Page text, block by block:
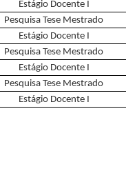
Estágio Docente I
Pesquisa Tese Mestrado
Estágio Docente I
Pesquisa Tese Mestrado
Estágio Docente I
Pesquisa Tese Mestrado
Estágio Docente I